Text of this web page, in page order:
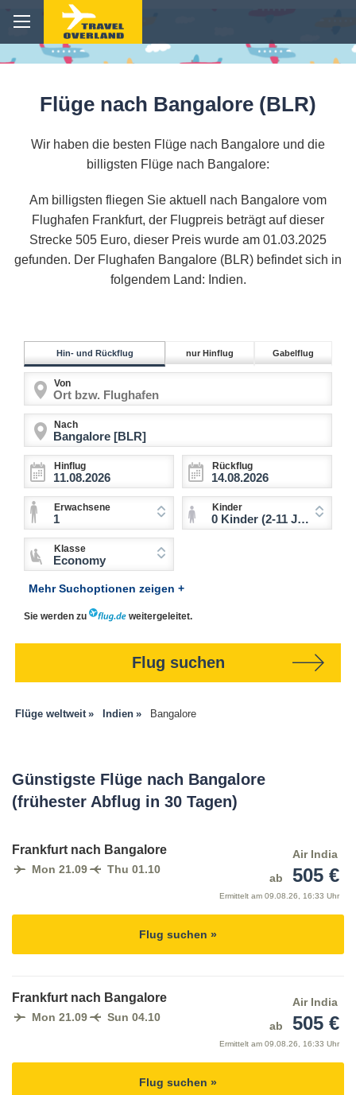
Flüge nach Bangalore (BLR)
Wir haben die besten Flüge nach Bangalore und die
billigsten Flüge nach Bangalore:
Am billigsten fliegen Sie aktuell nach Bangalore vom
Flughafen Frankfurt, der Flugpreis beträgt auf dieser
Strecke 505 Euro, dieser Preis wurde am 01.03.2025
gefunden. Der Flughafen Bangalore (BLR) befindet sich in
folgendem Land: Indien.
Hin- und Rückflug nur Hinflug Gabelflug
Von
Nach
Hinflug Rückflug
Erwachsene
1
Kinder
0 Kinder (2-11 Jahre)
Klasse
Economy
Mehr Suchoptionen zeigen +
Sie werden zu weitergeleitet.
Flug suchen
Flüge weltweit Indien Bangalore
Günstigste Flüge nach Bangalore
(frühester Abflug in 30 Tagen)
Frankfurt nach Bangalore
Mon 21.09 Thu 01.10
Air India
ab
505 €
Ermittelt am 09.08.26, 16:33 Uhr
Flug suchen »
Frankfurt nach Bangalore
Mon 21.09 Sun 04.10
Air India
ab
505 €
Ermittelt am 09.08.26, 16:33 Uhr
Flug suchen »